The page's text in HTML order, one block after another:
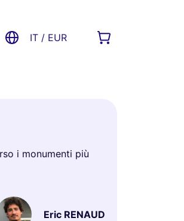
IT / EUR
i monumenti più
Eric RENAUD